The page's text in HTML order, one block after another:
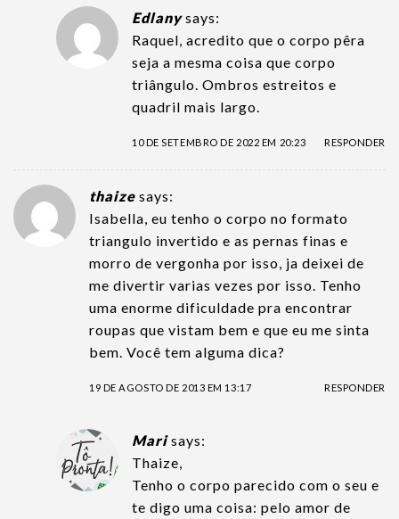
Edlany says:
Raquel, acredito que o corpo pêra
seja a mesma coisa que corpo
triângulo. Ombros estreitos e
quadril mais largo.
10 DE SETEMBRO DE 2022 EM 20:23 RESPONDER
thaize says:
Isabella, eu tenho o corpo no formato
triangulo invertido e as pernas finas e
morro de vergonha por isso, ja deixei de
me divertir varias vezes por isso. Tenho
uma enorme dificuldade pra encontrar
roupas que vistam bem e que eu me sinta
bem. Você tem alguma dica?
19 DE AGOSTO DE 2013 EM 13:17 RESPONDER
Mari says:
Thaize,
Tenho o corpo parecido com o seu e
te digo uma coisa: pelo amor de